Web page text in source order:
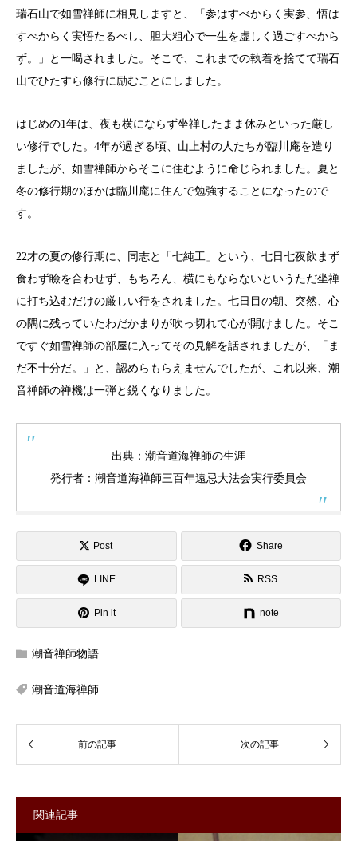
瑞石山で如雪禅師に相見しますと、「参はすべからく実参、悟は
すべからく実悟たるべし、胆大粗心で一生を虚しく過ごすべから
ず。」と一喝されました。そこで、これまでの執着を捨てて瑞石
山でひたすら修行に励むことにしました。
はじめの1年は、夜も横にならず坐禅したまま休みといった厳し
い修行でした。4年が過ぎる頃、山上村の人たちが臨川庵を造り
ましたが、如雪禅師からそこに住むように命じられました。夏と
冬の修行期のほかは臨川庵に住んで勉強することになったので
す。
22才の夏の修行期に、同志と「七純工」という、七日七夜飲まず
食わず瞼を合わせず、もちろん、横にもならないというただ坐禅
に打ち込むだけの厳しい行をされました。七日目の朝、突然、心
の隅に残っていたわだかまりが吹っ切れて心が開けました。そこ
ですぐ如雪禅師の部屋に入ってその見解を話されましたが、「ま
だ不十分だ。」と、認めらもらえませんでしたが、これ以来、潮
音禅師の禅機は一弾と鋭くなりました。
出典：潮音道海禅師の生涯
発行者：潮音道海禅師三百年遠忌大法会実行委員会
Post Share
LINE RSS
Pin it note
潮音禅師物語
潮音道海禅師
関連記事